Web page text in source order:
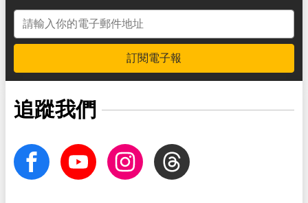
電子郵件地址
訂閱電子報
追蹤我們
facebook Youtube InstagramThreads